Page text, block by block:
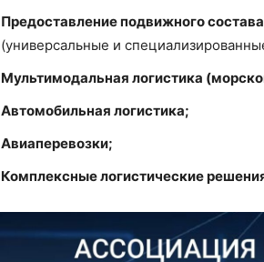
Предоставление подвижного
(универсальные и
Мультимодальная логистика
Автомобильная логистика;
Авиаперевозки;
Комплексные логистические